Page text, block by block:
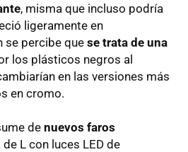
, misma que incluso podría
ligeramente en
se percibe que se trata de una
los plásticos negros al
en las versiones más
en cromo.
de nuevos faros
L con luces LED de